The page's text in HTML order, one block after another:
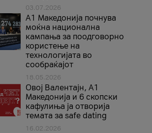
03.07.2026
A1 Македонија почнува
моќна национална
кампања за поодговорно
користење на
технологијата во
сообраќајот
18.05.2026
Овој Валентајн, A1
Македонија и 6 скопски
кафулиња ја отворија
темата за safe dating
16.02.2026